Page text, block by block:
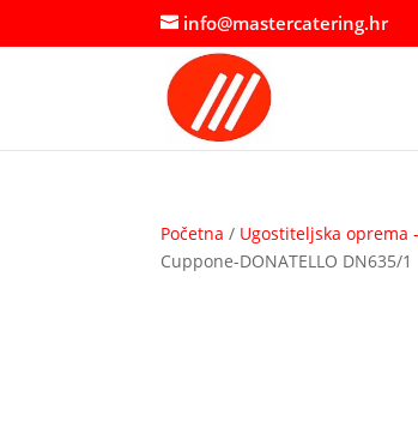
info@mastercatering.hr
Početna / Ugostiteljska oprema -
Cuppone-DONATELLO DN635/1